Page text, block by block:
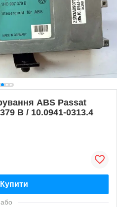
ABS Passat
B / 10.0941-0313.4
Купити
або